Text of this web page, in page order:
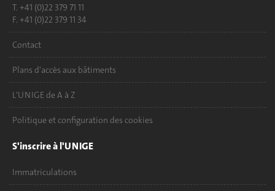
T. +41 (0)22 379 71 11
F. +41 (0)22 379 11 34
Contact
Plans d'accès aux bâtiments
L'UNIGE de A à Z
Politique et configuration des cookies
S'inscrire à l'UNIGE
Immatriculations